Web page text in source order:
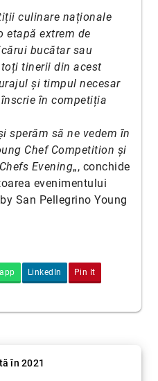
culinare naționale
etapă extrem de
bucătar sau
tinerii din acest
și timpul necesar
în competiția
sperăm să ne vedem în
Chef Competition și
Evening„, conchide
evenimentului
San Pellegrino Young
LinkedIn Pin It
în 2021